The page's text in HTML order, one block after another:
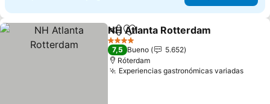
CompartirAgregar a favoritos
NH Atlanta Rotterdam
4 Estrellas
7,5 Bueno
5.652
Róterdam
Experiencias gastronómicas variadasVer